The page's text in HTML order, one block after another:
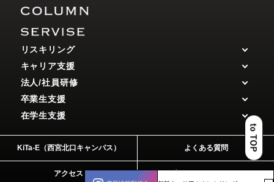
リスキリング
キャリア支援
法人/社員研修
卒業生支援
在学生支援
KiTa-E（西宮北口キャンパス） よくある質問
アクセス プライバシーポリシー